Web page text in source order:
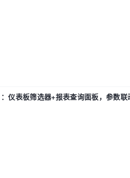
仪表板筛选器+报表查询面板，参数联